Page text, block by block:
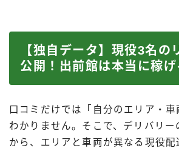
【独自データ】現役3名の
公開！出前館は本当に稼げ
口コミだけでは「自分のエリア・
わかりません。そこで、デリバリー
から、エリアと車両が異なる現役